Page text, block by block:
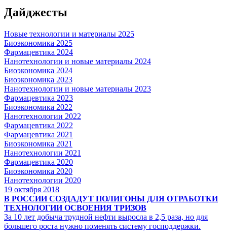
Дайджесты
Новые технологии и материалы 2025
Биоэкономика 2025
Фармацевтика 2024
Нанотехнологии и новые материалы 2024
Биоэкономика 2024
Биоэкономика 2023
Нанотехнологии и новые материалы 2023
Фармацевтика 2023
Биоэкономика 2022
Нанотехнологии 2022
Фармацевтика 2022
Фармацевтика 2021
Биоэкономика 2021
Нанотехнологии 2021
Фармацевтика 2020
Биоэкономика 2020
Нанотехнологии 2020
19 октября 2018
В РОССИИ СОЗДАДУТ ПОЛИГОНЫ ДЛЯ ОТРАБОТКИ
ТЕХНОЛОГИИ ОСВОЕНИЯ ТРИЗОВ
За 10 лет добыча трудной нефти выросла в 2,5 раза, но для
большего роста нужно поменять систему господдержки.